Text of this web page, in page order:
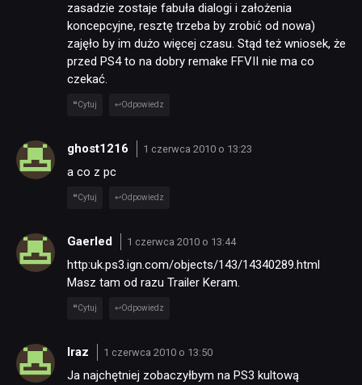
zasadzie zostaje fabuła dialogi i założenia
koncepcyjne, resztę trzeba by zrobić od nowa)
zajęło by im dużo więcej czasu. Stąd też wniosek, że
przed PS4 to na dobry remake FFVII nie ma co
czekać.
Cytuj Odpowiedz
ghost1216 1 czerwca 2010 o 13:23
a co z pc
Cytuj Odpowiedz
Gaerled 1 czerwca 2010 o 13:44
http:uk.ps3.ign.com/objects/143/14340289.html
Masz tam od razu Trailer Keram.
Cytuj Odpowiedz
Iraz 1 czerwca 2010 o 13:50
Ja najchętniej zobaczyłbym na PS3 kultową